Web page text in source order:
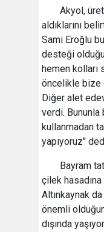
Akyol,
aldıklarını
Sami Eroğlu
desteği
hemen kolları
öncelikle bize
Diğer alet
verdi. Bununla
kullanmadan
yapıyoruz"
Bayram
çilek
Altınkaynak
önemli
dışında